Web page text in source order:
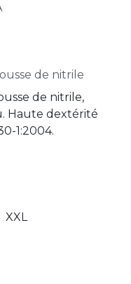
de nitrile
de nitrile,
Haute dextérité
1:2004.
XXL